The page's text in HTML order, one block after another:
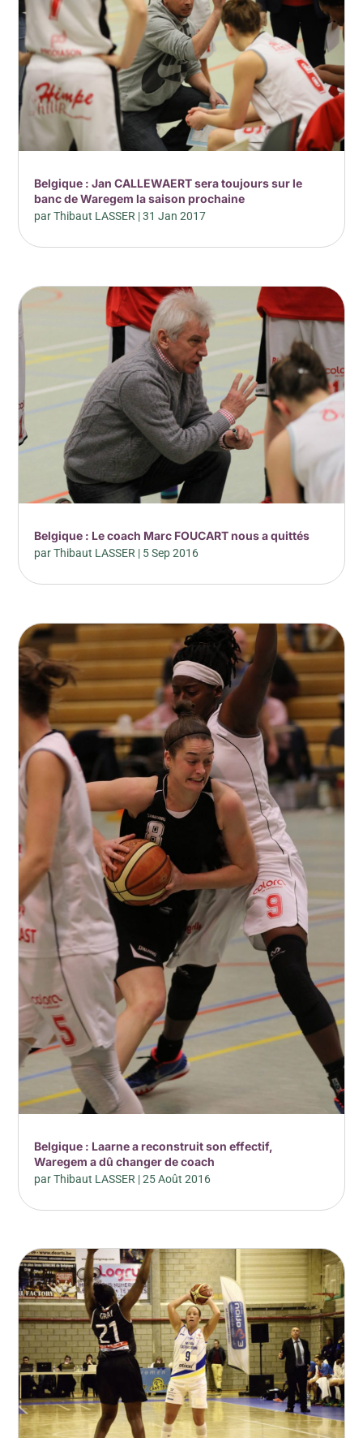
Belgique : Jan CALLEWAERT sera toujours sur le
banc de Waregem la saison prochaine
parThibaut LASSER |31 Jan 2017
Belgique : Le coach Marc FOUCART nous a quittés
parThibaut LASSER | 5 Sep 2016
Belgique : Laarne a reconstruit son effectif,
Waregem a dû changer de coach
parThibaut LASSER |25 Août 2016